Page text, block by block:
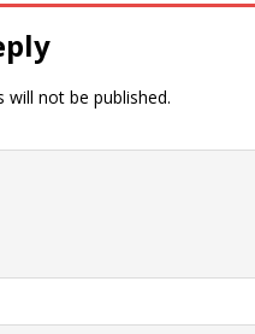
will not be published.